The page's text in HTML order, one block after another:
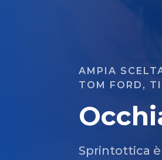
AMPIA
TOM FORD,
Sprintottica